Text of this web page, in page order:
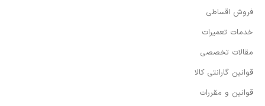
فروش اقساطی
خدمات تعمیرات
مقالات تخصصی
قوانین گارانتی کالا
قوانین و مقررات